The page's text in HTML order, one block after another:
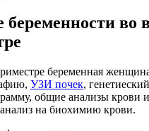
беременности во
беременная
УЗИ почек,
общие анализы крови
на биохимию крови.